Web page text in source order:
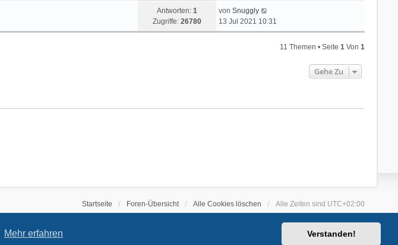
Mehr erfahren Verstanden!
Antworten: 1
Zugriffe: 26780
von Snuggly
13 Jul 2021 10:31
11 Themen • Seite1 Von1
Gehe Zu
Startseite Foren-Übersicht Alle Cookies löschen Alle Zeiten sind UTC+02:00